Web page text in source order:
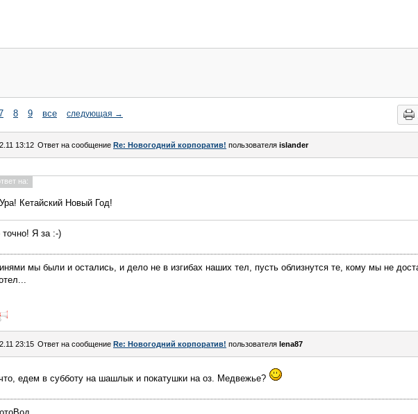
8 9 все следующая →
13:12 Ответ на сообщение Re: Новогодний корпоратив! пользователя islander
на:
Ура! Кетайский Новый Год!
точно! Я за :-)
мы были и остались, и дело не в изгибах наших тел, пусть облизнутся те, кому мы не
23:15 Ответ на сообщение Re: Новогодний корпоратив! пользователя lena87
едем в субботу на шашлык и покатушки на оз. Медвежье?